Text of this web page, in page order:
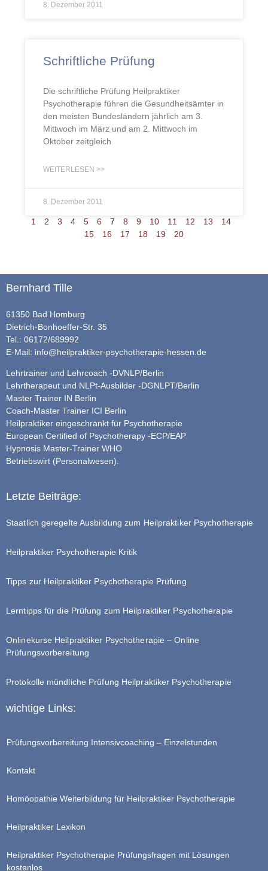
8. Dezember 2011
Schriftliche Prüfung
Die schriftliche Prüfung Heilpraktiker
Psychotherapie führen die Gesundheitsämter in
den meisten Bundesländern jährlich am 3.
Mittwoch im März und am 2. Mittwoch im
Oktober zeitgleich
WEITERLESEN >>
8. Dezember 2011
1 2 3 4 5 6 7 8 9 10 11 12 13
14
15
16 17 18 19 20
Bernhard Tille
61350 Bad Homburg
Dietrich-Bonhoeffer-Str. 35
Tel.: 06172/689992
E-Mail: info@heilpraktiker-psychotherapie-hessen.de
Lehrtrainer und Lehrcoach -DVNLP/Berlin
Lehrtherapeut und NLPt-Ausbilder -DGNLPT/Berlin
Master Trainer IN Berlin
Coach-Master Trainer ICI Berlin
Heilpraktiker eingeschränkt für Psychotherapie
European Certified of Psychotherapy -ECP/EAP
Hypnosis Master-Trainer WHO
Betriebswirt (Personalwesen).
Letzte Beiträge:
Staatlich geregelte Ausbildung zum Heilpraktiker Psychotherapie
Heilpraktiker Psychotherapie Kritik
Tipps zur Heilpraktiker Psychotherapie Prüfung
Lerntipps für die Prüfung zum Heilpraktiker Psychotherapie
Onlinekurse Heilpraktiker Psychotherapie – Online
Prüfungsvorbereitung
Protokolle mündliche Prüfung Heilpraktiker Psychotherapie
wichtige Links:
Prüfungsvorbereitung Intensivcoaching – Einzelstunden
Kontakt
Homöopathie Weiterbildung für Heilpraktiker Psychotherapie
Heilpraktiker Lexikon
Heilpraktiker Psychotherapie Prüfungsfragen mit Lösungen
kostenlos